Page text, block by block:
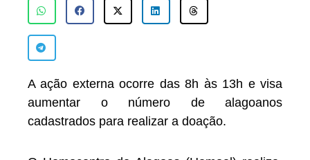
A ação externa ocorre das 8h às 13h e visa
aumentar o número de alagoanos
cadastrados para realizar a doação.